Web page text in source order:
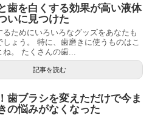
歯を白くする効果が高い液体
いに見つけた
るためにいろいろなグッズをあなたも
しょう。 特に、歯磨きに使うものはこ
ね。 たくさんの歯...
記事を読む
歯ブラシを変えただけで今ま
の悩みがなくなった